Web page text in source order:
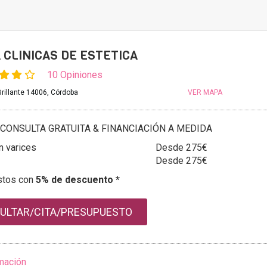
CLINICAS DE ESTETICA
10 Opiniones
14006, Córdoba VER MAPA
GRATUITA & FINANCIACIÓN A MEDIDA
varices
Desde 275€
Desde 275€
con 5% de descuento *
CITA/PRESUPUESTO